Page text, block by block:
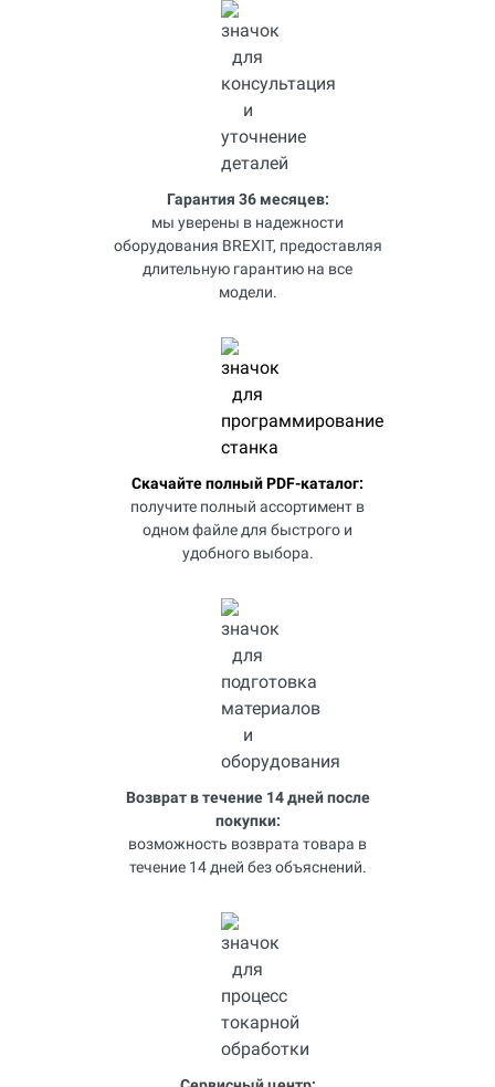
Гарантия 36 месяцев:
мы уверены в надежности
оборудования BREXIT, предоставляя
длительную гарантию на все
модели.
Скачайте полный PDF-каталог:
получите полный ассортимент в
одном файле для быстрого и
удобного выбора.
Возврат в течение 14 дней после
покупки:
возможность возврата товара в
течение 14 дней без объяснений.